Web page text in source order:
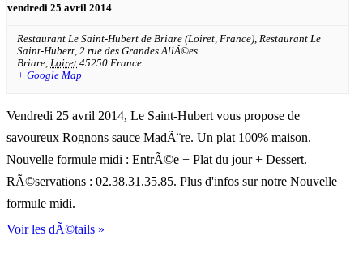
vendredi 25 avril 2014
Restaurant Le Saint-Hubert de Briare (Loiret, France), Restaurant Le
Saint-Hubert, 2 rue des Grandes AllÃ©es
Briare Loiret 45250 France
+ Google Map
Vendredi 25 avril 2014, Le Saint-Hubert vous propose de
savoureux Rognons sauce MadÃ¨re. Un plat 100% maison.
Nouvelle formule midi : EntrÃ©e + Plat du jour + Dessert.
RÃ©servations : 02.38.31.35.85. Plus d'infos sur notre Nouvelle
formule midi.
Voir les dÃ©tails »